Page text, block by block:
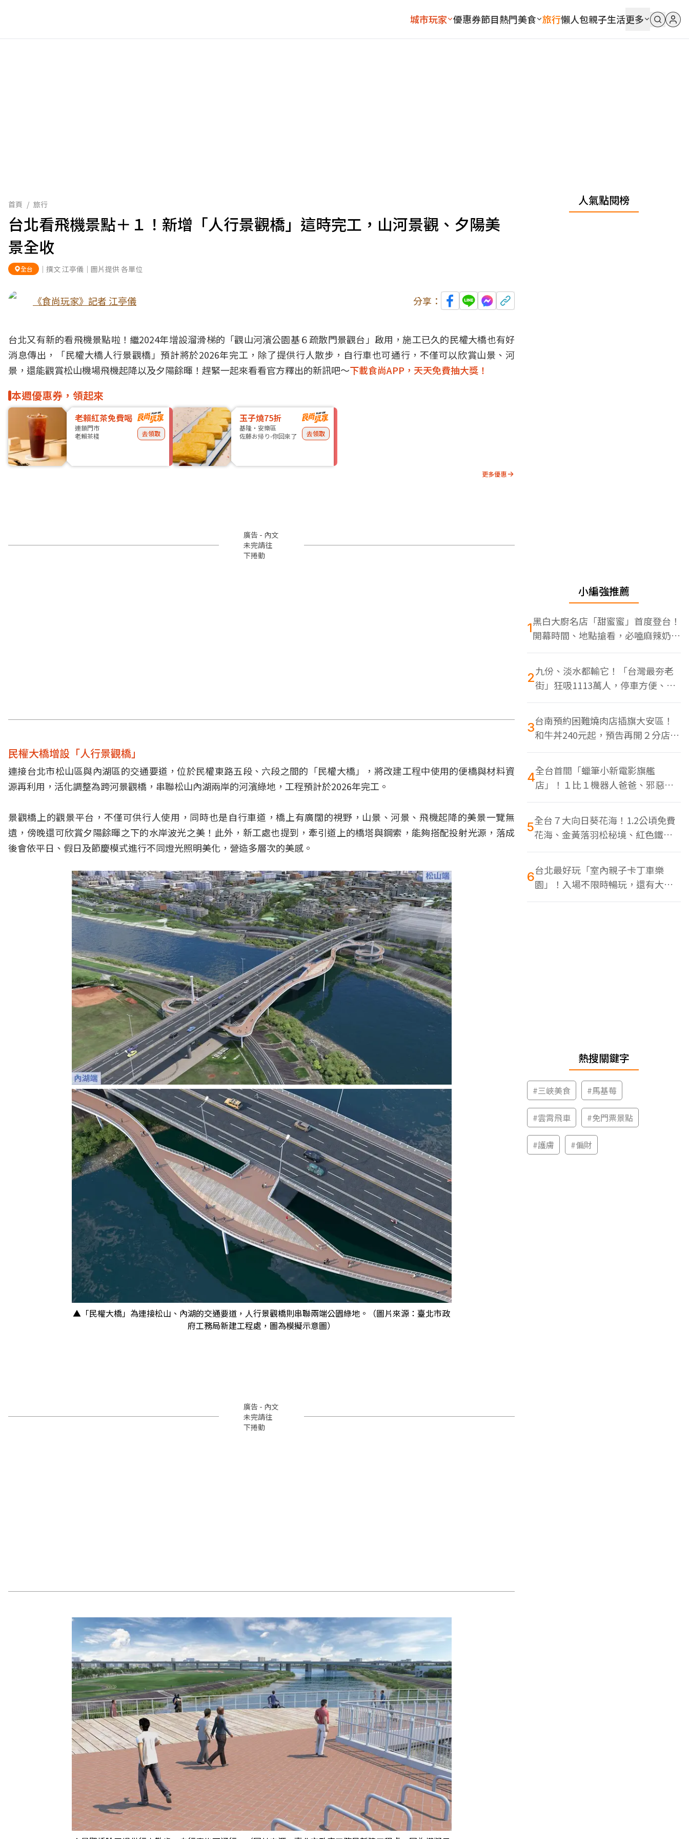
城市玩家 優惠券節目熱門美食 旅行懶人包親子生活更多
首頁 / 旅行
台北看飛機景點＋１！新增「人行景觀橋」這時完工，山河景觀、夕陽美
景全收
全台 ｜撰文 江亭儀｜圖片提供 各單位
《食尚玩家》記者 江亭儀 分享：
台北又有新的看飛機景點啦！繼2024年增設溜滑梯的「觀山河濱公園基６疏散門景觀台」啟用，施工已久的民權大橋也有好
消息傳出，「民權大橋人行景觀橋」預計將於2026年完工，除了提供行人散步，自行車也可通行，不僅可以欣賞山景、河
景，還能觀賞松山機場飛機起降以及夕陽餘暉！趕緊一起來看看官方釋出的新訊吧～下載食尚APP，天天免費抽大獎！
本週優惠券，領起來
老賴紅茶免費喝
連鎖門市
老賴茶棧
去領取
玉子燒75折
基隆・安樂區
佐藤お帰り-你回來了
去領取
更多優惠
廣告 - 內文
未完請往
下捲動
民權大橋增設「人行景觀橋」
連接台北市松山區與內湖區的交通要道，位於民權東路五段、六段之間的「民權大橋」，將改建工程中使用的便橋與材料資
源再利用，活化調整為跨河景觀橋，串聯松山內湖兩岸的河濱綠地，工程預計於2026年完工。
景觀橋上的觀景平台，不僅可供行人使用，同時也是自行車道，橋上有廣闊的視野，山景、河景、飛機起降的美景一覽無
遺，傍晚還可欣賞夕陽餘暉之下的水岸波光之美！此外，新工處也提到，牽引道上的橋塔與鋼索，能夠搭配投射光源，落成
後會依平日、假日及節慶模式進行不同燈光照明美化，營造多層次的美感。
▲「民權大橋」為連接松山、內湖的交通要道，人行景觀橋則串聯兩端公園綠地。（圖片來源：臺北市政
府工務局新建工程處，圖為模擬示意圖）
廣告 - 內文
未完請往
下捲動
人氣點閱榜
小編強推薦
1黑白大廚名店「甜蜜蜜」首度登台！
開幕時間、地點搶看，必嗑麻辣奶油
蝦
2九份、淡水都輸它！「台灣最夯老
街」狂吸1113萬人，停車方便、特
色美食多
3台南預約困難燒肉店插旗大安區！
和牛丼240元起，預告再開２分店、
地點曝光
4全台首間「蠟筆小新電影旗艦
店」！１比１機器人爸爸、邪惡正
男，百款周邊買翻
5全台７大向日葵花海！1.2公頃免費
花海、金黃落羽松秘境、紅色鐵橋
同框
6台北最好玩「室內親子卡丁車樂
園」！入場不限時暢玩，還有大螢
幕Switch遊戲區
熱搜關鍵字
#三峽美食 #馬基莓
#雲霄飛車 #免門票景點
#護膚 #偏財